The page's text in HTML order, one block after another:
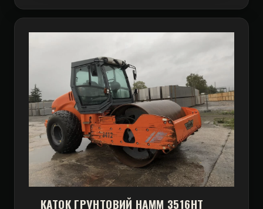
КАТОК ГРУНТОВИЙ HAMM 3516HT